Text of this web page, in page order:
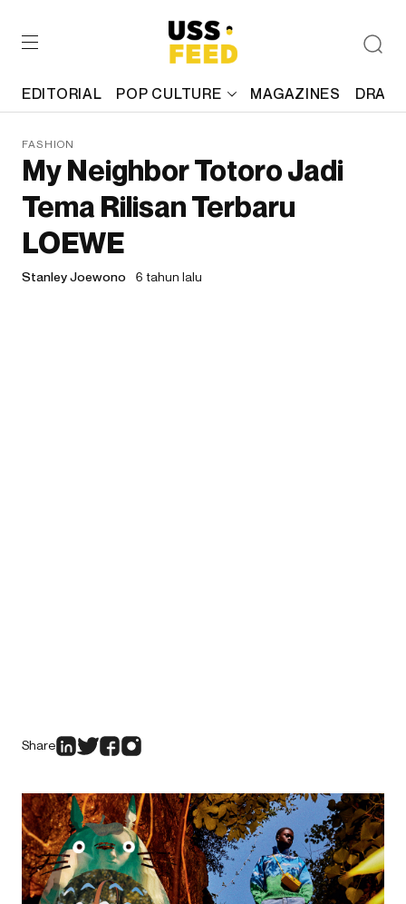
EDITORIAL POP CULTURE MAGAZINES
FASHION
My Neighbor Totoro Jadi
Tema Rilisan Terbaru
LOEWE
Stanley Joewono 6 tahun lalu
Share